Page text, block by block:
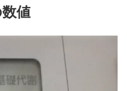
値